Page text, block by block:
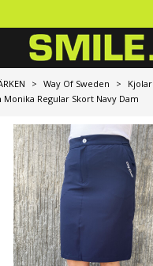
> Way Of Sweden > Kjolar
Monika Regular Skort Navy Dam